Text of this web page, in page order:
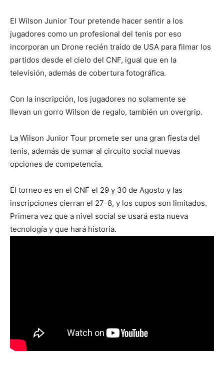
El Wilson Junior Tour pretende hacer sentir a los
jugadores como un profesional del tenis por eso
incorporan un Drone recién traído de USA para filmar los
partidos desde el cielo del CNF, igual que en la
televisión, además de cobertura fotográfica.
Con la inscripción, los jugadores no solamente se
llevan un gorro Wilson de regalo, también un overgrip.
La Wilson Junior Tour promete ser una gran fiesta del
tenis, además de sumar al circuito social nuevas
opciones de competencia.
El torneo es en el CNF el 29 y 30 de Agosto y las
inscripciones cierran el 27-8, y los cupos son limitados.
Primera vez que a nivel social se usará esta nueva
tecnología y que hará historia.